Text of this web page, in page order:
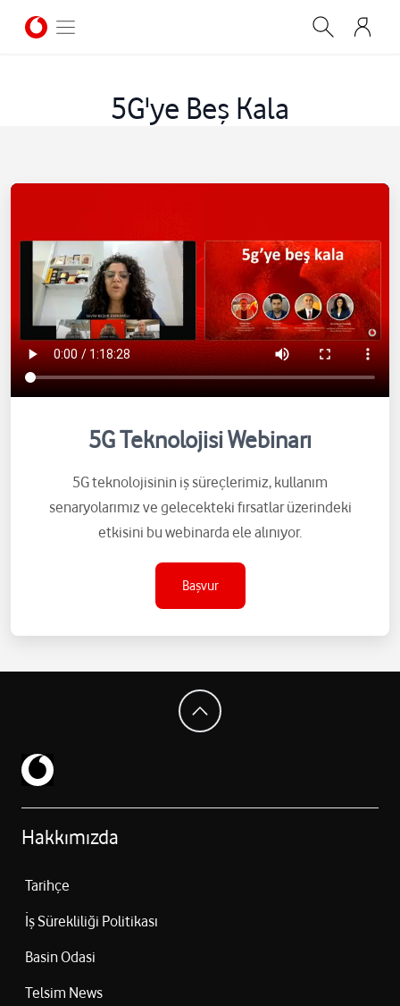
5G'ye Beş Kala
5G Teknolojisi Webinarı
5G teknolojisinin iş süreçlerimiz, kullanım
senaryolarımız ve gelecekteki fırsatlar üzerindeki
etkisini bu webinarda ele alınıyor.
Başvur
Hakkımızda
Tarihçe
İş Sürekliliği Politikası
Basin Odasi
Telsim News